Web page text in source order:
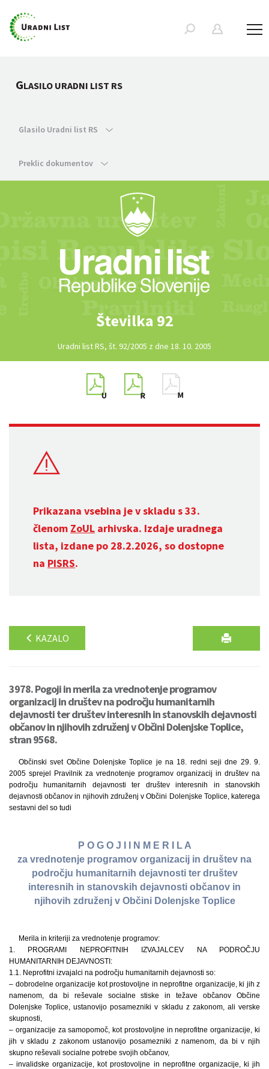
GLASILO URADNI LIST RS
Glasilo Uradni list RS
Preklic dokumentov
Številka 92
Uradni list RS, št. 92/2005 z dne 18. 10. 2005
Prikazana vsebina je v skladu s 33.
členom ZoUL arhivska. Izdaje uradnega
lista, izdane po 28.2.2026, so dostopne
na PISRS.
KAZALO
3978. Pogoji in merila za vrednotenje programov
organizacij in društev na področju humanitarnih
dejavnosti ter društev interesnih in stanovskih dejavnosti
občanov in njihovih združenj v Občini Dolenjske Toplice,
stran 9568.
Občinski svet Občine Dolenjske Toplice je na 18. redni seji dne 29. 9.
2005 sprejel Pravilnik za vrednotenje programov organizacij in društev na
področju humanitarnih dejavnosti ter društev interesnih in stanovskih
dejavnosti občanov in njihovih združenj v Občini Dolenjske Toplice, katerega
sestavni del so tudi
P O G O J I I N M E R I L A
za vrednotenje programov organizacij in društev na
področju humanitarnih dejavnosti ter društev
interesnih in stanovskih dejavnosti občanov in
njihovih združenj v Občini Dolenjske Toplice
Merila in kriteriji za vrednotenje programov:
1. PROGRAMI NEPROFITNIH IZVAJALCEV NA PODROČJU
HUMANITARNIH DEJAVNOSTI:
1.1. Neprofitni izvajalci na področju humanitarnih dejavnosti so:
– dobrodelne organizacije kot prostovoljne in neprofitne organizacije, ki jih z
namenom, da bi reševale socialne stiske in težave občanov Občine
Dolenjske Toplice, ustanovijo posamezniki v skladu z zakonom, ali verske
skupnosti,
– organizacije za samopomoč, kot prostovoljne in neprofitne organizacije, ki
jih v skladu z zakonom ustanovijo posamezniki z namenom, da bi v njih
skupno reševali socialne potrebe svojih občanov,
– invalidske organizacije, kot prostovoljne in neprofitne organizacije, ki jih